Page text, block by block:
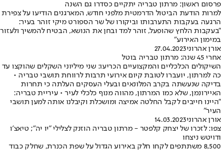
פרסום ראשון: מרתון טבריה יתקיים כסדרו גם השנה
למרות הודעת הביטול הדרמטית מלפני חודש, המארגנים הודיעו על צפירת
הרגעה בעקבות התערבותו וביקורו של שר הספורט מיקי זוהר בעיר:
"בעקבות הלחץ שהופעל, זוהר למד ובחן את הנושא, הבטיח להמשיך ולעזור
במימון האירוע"
אורן אהרוני27.04.2023
אחרי 45 שנה: מרתון טבריה בוטל
השיקולים הכלכליים והמקצועיים הכריעו: שני מיליוני השקלים שהוקצו עד
כה למרתון, יועברו לטובת קיום אירועי תרבות לרווחת תושבי טבריה •
בדיקה שנעשתה בקרב המלונאים ובעלי העסקים העלתה כי תחרות
האיירונמן, שלא כמו המרתון, מהווה מנוף כלכלי לעיר • עיריית טבריה:
"היינו חייבים לקבל החלטה אמיצה ומושכלת וקיבלנו אותה למען תושבי
העיר"
אורן אהרוני14.03.2023
צפו: לזכרו של יצחק קלפטר - מרתון טבריה הוזנק לצלילי "יו יה"; טיאצ׳ו
ודויטש ניצחו
8,500 משתתפים לקחו חלק באירוע הגדול על שפת הכנרת, שחלק כבוד